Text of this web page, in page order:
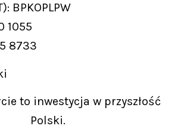
BPKOPLPW
1055
8733
to inwestycja w przyszłość
Polski.